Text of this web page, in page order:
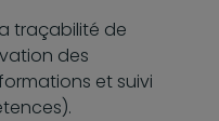
traçabilité de
des
et suivi